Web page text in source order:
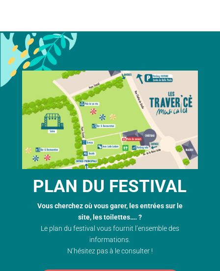
PLAN DU FESTIVAL
Vous cherchez où vous garer, les entrées sur le
site, les toilettes…. ?
Le plan du festival vous fournit l’ensemble des
informations.
N’hésitez pas à le consulter !